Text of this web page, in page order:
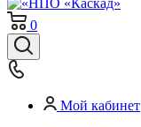
0
Мой кабинет